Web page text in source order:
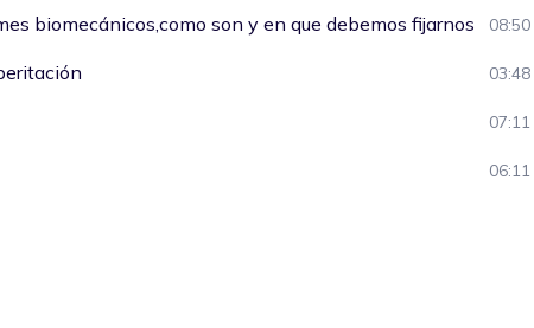
biomecánicos,como son y en que debemos fijarnos 08:50
03:48
07:11
06:11